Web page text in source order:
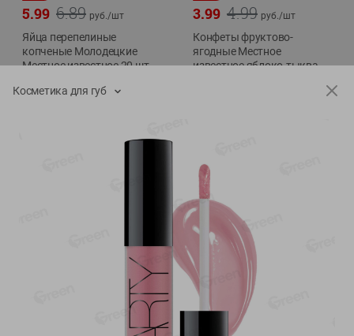
6.89
5.99 руб./шт
Яйца перепелиные
копченые Молодецкие
Местное известное 20 шт
20шт в уп
4.99
3.99 руб./шт
Конфеты фруктово-
ягодные Местное
известное яблоко-тыква
Показать 15-28 из 76
Косметика для губ